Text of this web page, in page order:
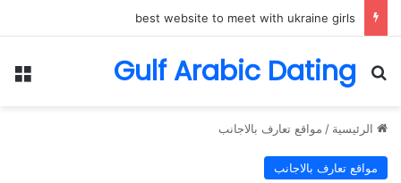
best website to meet with ukraine girls
Gulf Arabic Dating
بحث عن
الرئيسية / مواقع تعارف بالاجانب
مواقع تعارف بالاجانب